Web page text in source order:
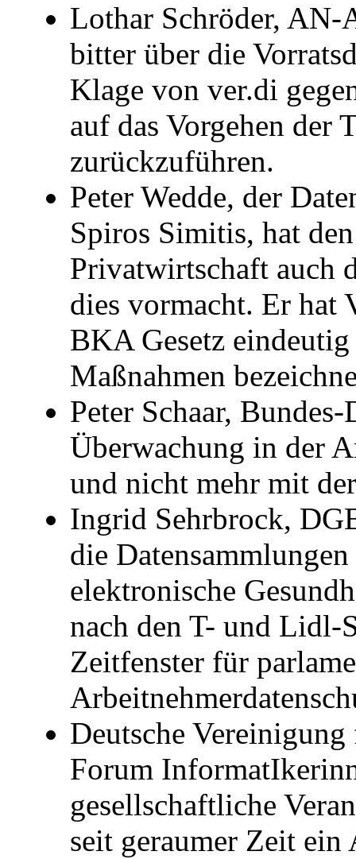
Lothar Schröder, AN-
bitter über die
Klage von ver.di
auf das Vorgehen der
zurückzuführen.
Peter Wedde, der
Spiros Simitis, hat
Privatwirtschaft auch
dies vormacht. Er hat
BKA Gesetz
Maßnahmen
Peter Schaar,
Überwachung in der
und nicht mehr mit
Ingrid Sehrbrock,
die
elektronische
nach den T- und Lidl-
Zeitfenster für
Deutsche
Forum
gesellschaftliche
seit geraumer Zeit ein